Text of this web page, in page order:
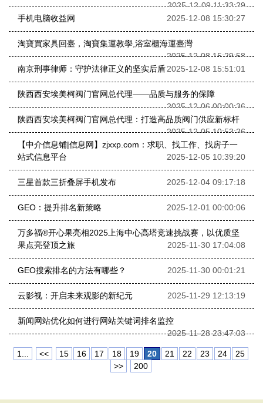
2025-12-09 11:33:29
手机电脑收益网
2025-12-08 15:30:27
淘寶買家具回臺，淘寶集運教學,浴室櫃海運臺灣
2025-12-08 15:29:58
南京刑事律师：守护法律正义的坚实后盾2025-12-08 15:51:01
陕西西安埃美柯阀门官网总代理——品质与服务的保障
2025-12-06 00:00:36
陕西西安埃美柯阀门官网总代理：打造高品质阀门供应新标杆
2025-12-05 10:53:26
【中介信息铺|信息网】zjxxp.com：求职、找工作、找房子一
站式信息平台
2025-12-05 10:39:20
三星首款三折叠屏手机发布 2025-12-04 09:17:18
GEO：提升排名新策略 2025-12-01 00:00:06
万多福®开心果亮相2025上海中心高塔竞速挑战赛，以优质坚
果点亮登顶之旅
2025-11-30 17:04:08
GEO搜索排名的方法有哪些？ 2025-11-30 00:01:21
云影视：开启未来观影的新纪元 2025-11-29 12:13:19
新闻网站优化如何进行网站关键词排名监控
2025-11-28 23:47:03
1... << 15 16 17 18 19 20 21 22 23 24
25
>>
200